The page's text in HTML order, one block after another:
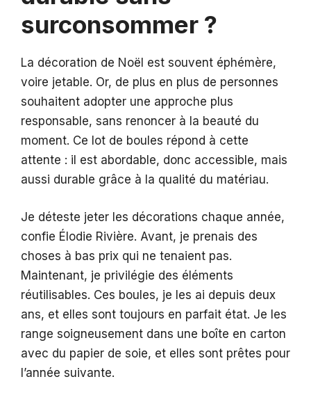
surconsommer ?
La décoration de Noël est souvent éphémère,
voire jetable. Or, de plus en plus de personnes
souhaitent adopter une approche plus
responsable, sans renoncer à la beauté du
moment. Ce lot de boules répond à cette
attente : il est abordable, donc accessible, mais
aussi durable grâce à la qualité du matériau.
Je déteste jeter les décorations chaque année,
confie Élodie Rivière. Avant, je prenais des
choses à bas prix qui ne tenaient pas.
Maintenant, je privilégie des éléments
réutilisables. Ces boules, je les ai depuis deux
ans, et elles sont toujours en parfait état. Je les
range soigneusement dans une boîte en carton
avec du papier de soie, et elles sont prêtes pour
l’année suivante.